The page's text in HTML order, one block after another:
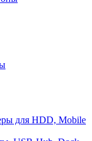
для HDD, Mobile